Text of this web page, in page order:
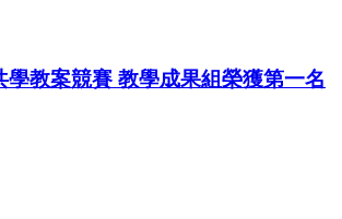
學教案競賽 教學成果組榮獲第一名